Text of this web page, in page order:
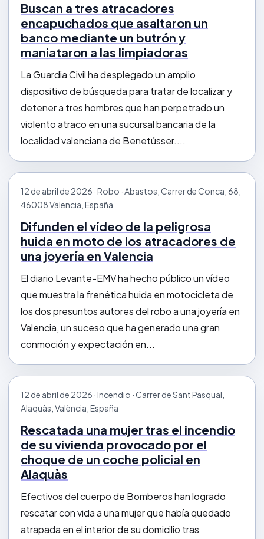
Buscan a tres atracadores
encapuchados que asaltaron un
banco mediante un butrón y
maniataron a las limpiadoras
La Guardia Civil ha desplegado un amplio
dispositivo de búsqueda para tratar de localizar y
detener a tres hombres que han perpetrado un
violento atraco en una sucursal bancaria de la
localidad valenciana de Benetússer....
12 de abril de 2026 · Robo · Abastos, Carrer de Conca, 68,
46008 Valencia, España
Difunden el vídeo de la peligrosa
huida en moto de los atracadores de
una joyería en Valencia
El diario Levante-EMV ha hecho público un vídeo
que muestra la frenética huida en motocicleta de
los dos presuntos autores del robo a una joyería en
Valencia, un suceso que ha generado una gran
conmoción y expectación en...
12 de abril de 2026 · Incendio · Carrer de Sant Pasqual,
Alaquàs, València, España
Rescatada una mujer tras el incendio
de su vivienda provocado por el
choque de un coche policial en
Alaquàs
Efectivos del cuerpo de Bomberos han logrado
rescatar con vida a una mujer que había quedado
atrapada en el interior de su domicilio tras